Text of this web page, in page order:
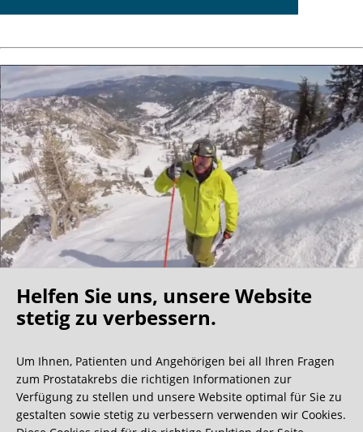
Oh what a ride!
Wir bekommen ja viele tolle Gästebucheinträge,
aber dieser ist doch sehr ungewöhnlich.
Helfen Sie uns, unsere Website
stetig zu verbessern.
Um Ihnen, Patienten und Angehörigen bei all Ihren Fragen
zum Prostatakrebs die richtigen Informationen zur
Verfügung zu stellen und unsere Website optimal für Sie zu
gestalten sowie stetig zu verbessern verwenden wir Cookies.